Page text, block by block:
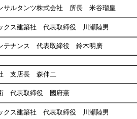
サルタンツ株式会社 所長 米谷瑠皇
クス建築社 代表取締役 川瀬陸男
テナンス 代表取締役 鈴木明廣
支店長 森伸二
代表取締役 國府薫
クス建築社 代表取締役 川瀬陸男